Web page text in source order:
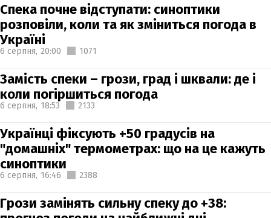
Спека почне відступати: синоптики
розповіли, коли та як зміниться погода в
Україні
6 серпня, 20:00 1071
Замість спеки – грози, град і шквали: де і
коли погіршиться погода
6 серпня, 18:53 2133
Українці фіксують +50 градусів на
"домашніх" термометрах: що на це кажуть
синоптики
6 серпня, 16:46 2388
Грози замінять сильну спеку до +38: